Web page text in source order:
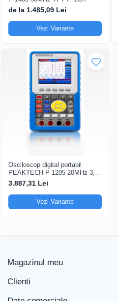
de la 1.485,09 Lei
Vezi Variante
Osciloscop digital portabil
PEAKTECH P 1205 20MHz 3,8"
2Ch
3.887,31 Lei
Vezi Variante
Magazinul meu
Clienti